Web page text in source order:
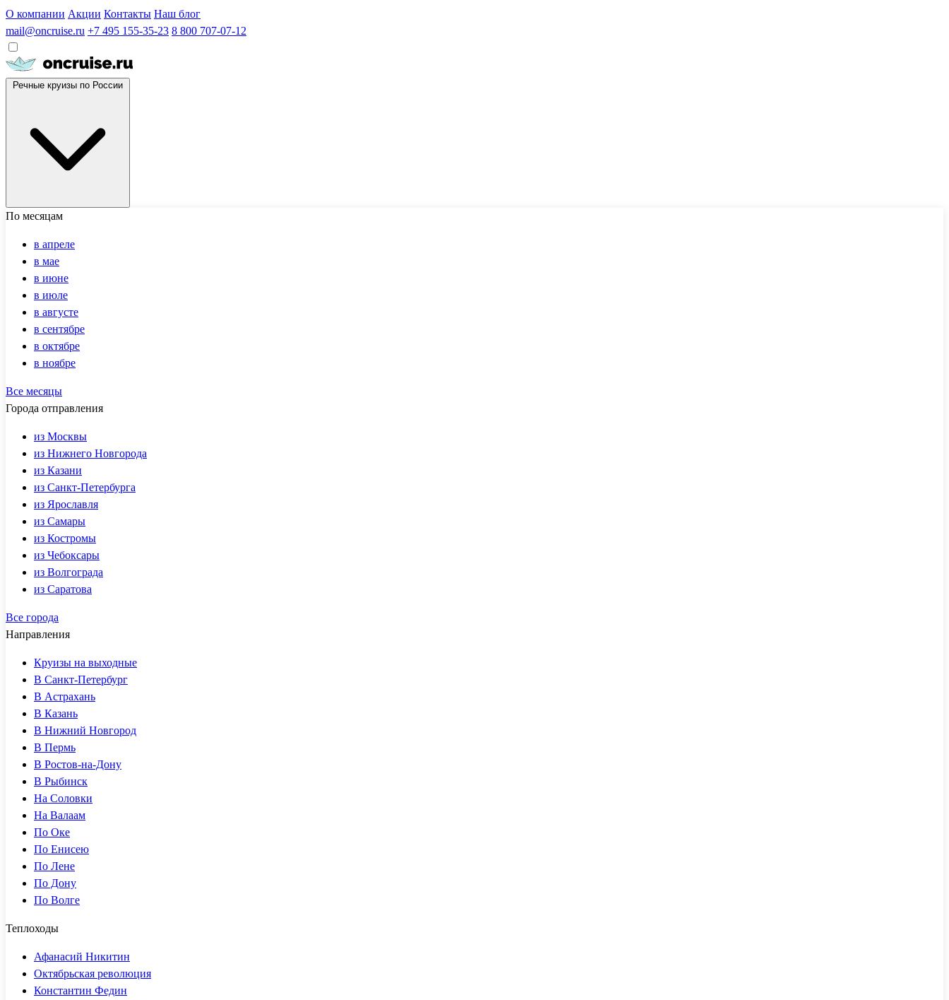
О компании Акции Контакты Наш блог
mail@oncruise.ru +7 495 155-35-23 8 800 707-07-12
По месяцам
в апреле
в мае
в июне
в июле
в августе
в сентябре
в октябре
в ноябре
Все месяцы
Города отправления
из Москвы
из Нижнего Новгорода
из Казани
из Санкт-Петербурга
из Ярославля
из Самары
из Костромы
из Чебоксары
из Волгограда
из Саратова
Все города
Направления
Круизы на выходные
В Санкт-Петербург
В Астрахань
В Казань
В Нижний Новгород
В Пермь
В Ростов-на-Дону
В Рыбинск
На Соловки
На Валаам
По Оке
По Енисею
По Лене
По Дону
По Волге
Теплоходы
Афанасий Никитин
Октябрьская революция
Константин Федин